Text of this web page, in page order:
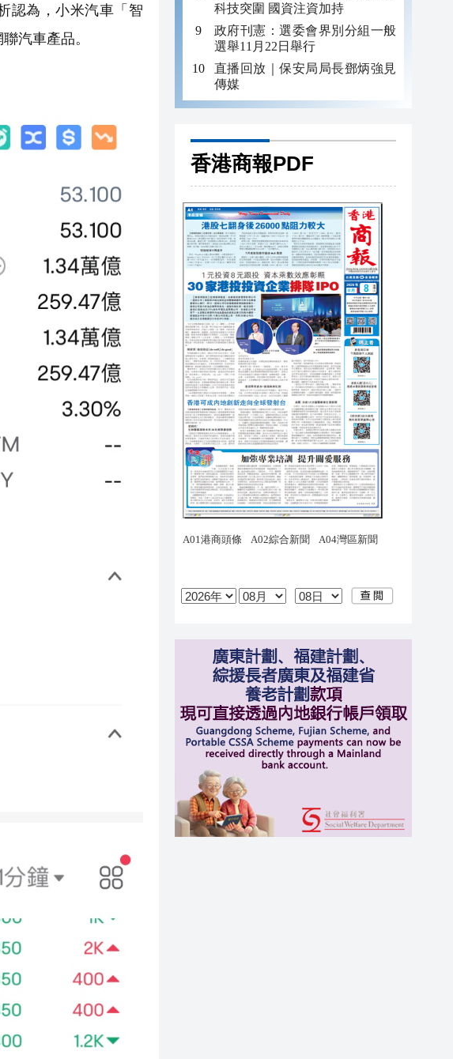
認為，小米汽車「智
汽車產品。
科技突圍 國資注資加持
政府刊憲：選委會界別分組一般
選舉11月22日舉行
直播回放｜保安局局長鄧炳強見
傳媒
香港商報PDF